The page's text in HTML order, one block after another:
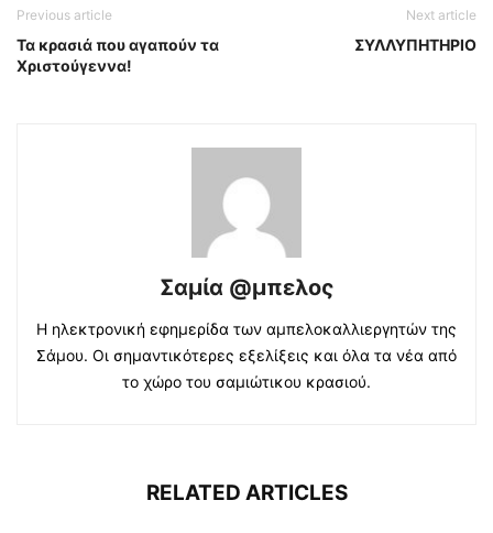
Previous article
Τα κρασιά που αγαπούν τα
Χριστούγεννα!
Next article
ΣΥΛΛΥΠΗΤΗΡΙΟ
Σαμία @μπελος
Η ηλεκτρονική εφημερίδα των αμπελοκαλλιεργητών της
Σάμου. Οι σημαντικότερες εξελίξεις και όλα τα νέα από
το χώρο του σαμιώτικου κρασιού.
RELATED ARTICLES